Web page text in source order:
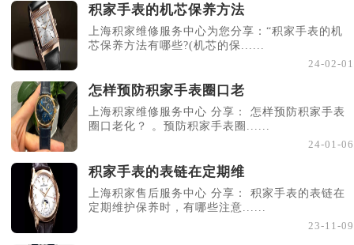
积家手表的机芯保养方法
上海积家维修服务中心为您分享：“积家手表的机
芯保养方法有哪些?(机芯的保......
24-02-01
怎样预防积家手表圈口老
上海积家维修服务中心 分享： 怎样预防积家手表
圈口老化？ 。预防积家手表圈......
24-01-06
积家手表的表链在定期维
上海积家售后服务中心 分享： 积家手表的表链在
定期维护保养时，有哪些注意......
23-11-09